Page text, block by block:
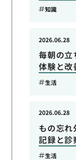
知識
毎朝の立
体験と改
2026.06.28
生活
もの忘
記録と診
2026.06.28
生活